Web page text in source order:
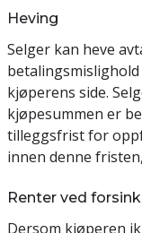
Heving
Selger kan heve
kjøperens side.
kjøpesummen er
tilleggsfrist for
innen denne
Renter ved
Dersom kjøperen